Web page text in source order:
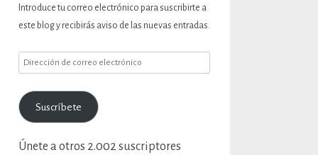
Introduce tu correo electrónico para suscribirte a
este blog y recibirás aviso de las nuevas entradas.
Dirección
correo
electrónico
Suscríbete
Únete a otros 2.002 suscriptores